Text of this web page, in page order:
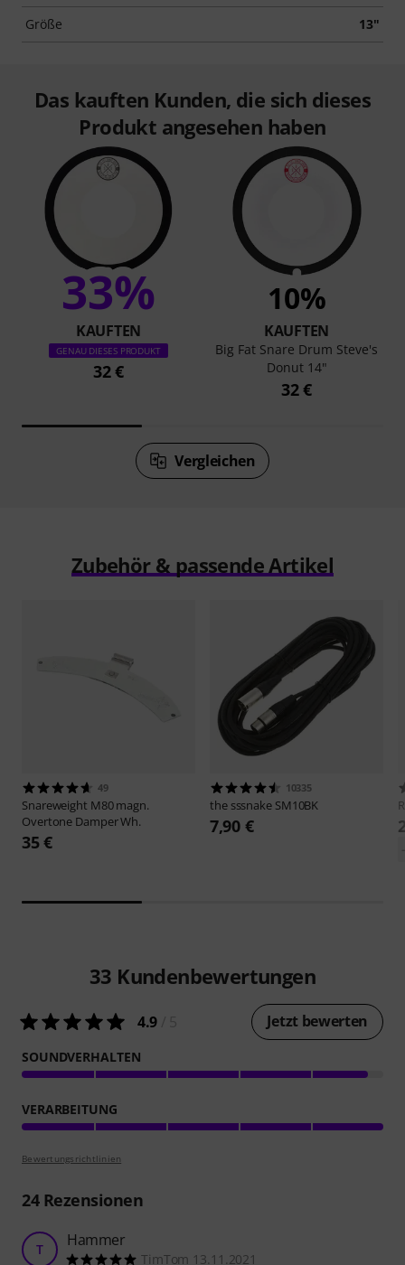
Größe 13"
Das kauften Kunden, die sich dieses
Produkt angesehen haben
33%
KAUFTEN
GENAU DIESES PRODUKT
32 €
10%
KAUFTEN
Big Fat Snare Drum Steve's
Donut 14"
32 €
Vergleichen
Zubehör & passende Artikel
49
Snareweight M80 magn.
Overtone Damper Wh.
35 €
10335
the sssnake SM10BK
7,90 €
33 Kundenbewertungen
4.9 Jetzt bewerten
SOUNDVERHALTEN
VERARBEITUNG
Bewertungsrichtlinien
24Rezensionen
T Hammer
TimTom 13.11.2021